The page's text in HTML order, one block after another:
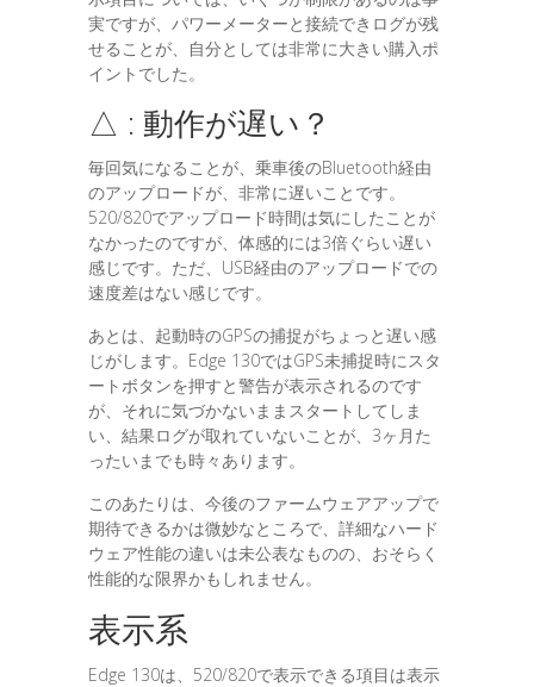
実ですが、パワーメーターと接続できログが残
せることが、自分としては非常に大きい購入ポ
イントでした。
△ : 動作が遅い？
毎回気になることが、乗車後のBluetooth経由
のアップロードが、非常に遅いことです。
520/820でアップロード時間は気にしたことが
なかったのですが、体感的には3倍ぐらい遅い
感じです。ただ、USB経由のアップロードでの
速度差はない感じです。
あとは、起動時のGPSの捕捉がちょっと遅い感
じがします。Edge 130ではGPS未捕捉時にスタ
ートボタンを押すと警告が表示されるのです
が、それに気づかないままスタートしてしま
い、結果ログが取れていないことが、3ヶ月た
ったいまでも時々あります。
このあたりは、今後のファームウェアアップで
期待できるかは微妙なところで、詳細なハード
ウェア性能の違いは未公表なものの、おそらく
性能的な限界かもしれません。
表示系
Edge 130は、520/820で表示できる項目は表示